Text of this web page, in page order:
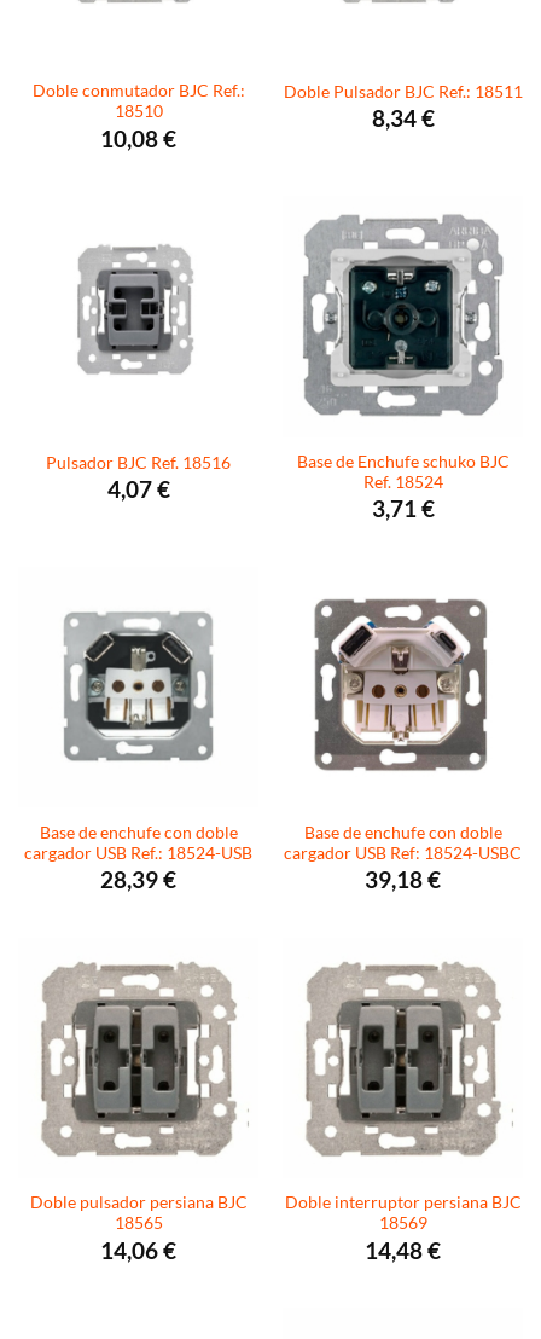
Doble conmutador BJC Ref.:
18510
10,08€
Doble Pulsador BJC Ref.: 18511
8,34€
Pulsador BJC Ref. 18516
4,07€
Base de Enchufe schuko BJC
Ref. 18524
3,71€
Base de enchufe con doble
cargador USB Ref.: 18524-USB
28,39€
Base de enchufe con doble
cargador USB Ref: 18524-USBC
39,18€
Doble pulsador persiana BJC
18565
14,06€
Doble interruptor persiana BJC
18569
14,48€